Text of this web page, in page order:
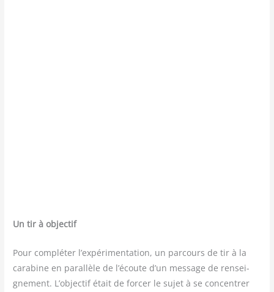
Un tir à objectif
Pour com­plé­ter l’ex­pé­ri­men­ta­tion, un par­cours de tir à la
cara­bine en paral­lèle de l’écoute d’un mes­sage de ren­sei­
gne­ment. L’objectif était de for­cer le sujet à se concen­trer